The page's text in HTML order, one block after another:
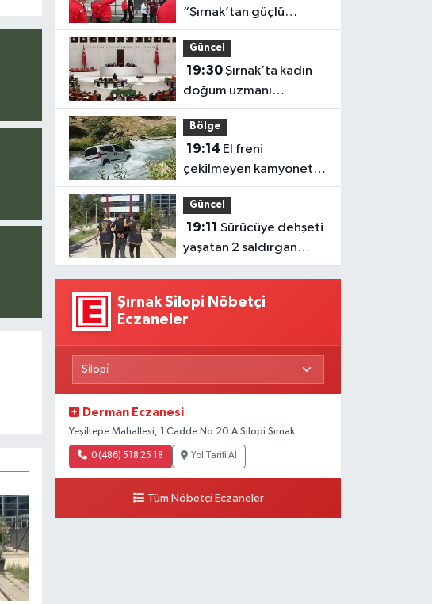
“Şırnak’tan güçlü
Türkiye’nin yarınlarına”
Güncel
19:30Şırnak’ta kadın
doğum uzmanı
yetersizliği Meclis
gündeminde
Bölge
19:14
çekilmeyen kamyonet
çaya uçtu
Güncel
19:11
yaşatan 2 saldırgan
tutuklandı
Şırnak Silopi Nöbetçi
Eczaneler
Derman Eczanesi
Yeşiltepe Mahallesi, 1.Cadde No:20 A Silopi Şırnak
0 (486) 518 25 18 Yol Tarifi Al
Tüm Nöbetçi Eczaneler